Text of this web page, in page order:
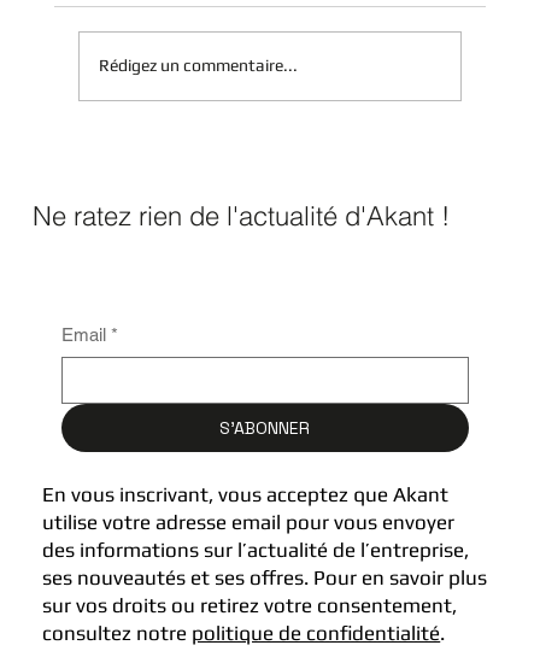
Rédigez un commentaire...
Ne ratez rien de l'actualité d'Akant !
Email *
S'ABONNER
En vous inscrivant, vous acceptez que Akant
utilise votre adresse email pour vous envoyer
des informations sur l’actualité de l’entreprise,
ses nouveautés et ses offres. Pour en savoir plus
sur vos droits ou retirez votre consentement,
consultez notre politique de confidentialité.